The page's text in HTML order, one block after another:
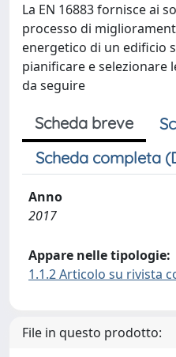
La EN 16883 fornisce ai
processo di
energetico di un edificio
pianificare e selezionare
da seguire
Scheda breve
Scheda completa
Anno
2017
Appare nelle tipologie:
1.1.2 Articolo su rivista
File in questo prodotto: